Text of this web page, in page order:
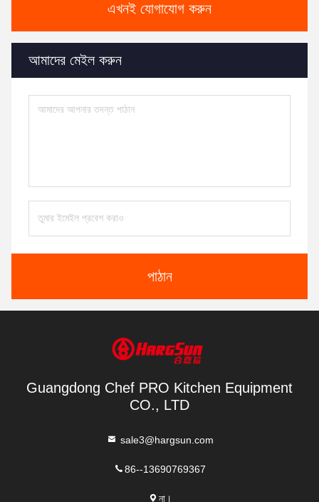
এখনই যোগাযোগ করুন
আমাদের মেইল ​​করুন
পাঠান
Guangdong Chef PRO Kitchen Equipment
CO., LTD
sale3@hargsun.com
86--13690769367
না।